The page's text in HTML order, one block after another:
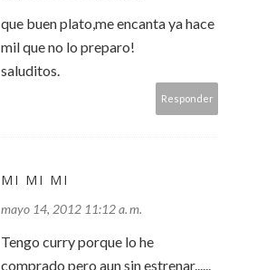
que buen plato,me encanta ya hace
mil que no lo preparo!
saluditos.
Responder
MI MI MI
mayo 14, 2012 11:12 a. m.
Tengo curry porque lo he
comprado pero aun sin estrenar......